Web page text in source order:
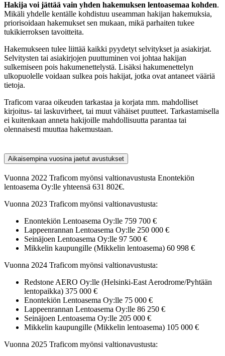
Hakija voi jättää vain yhden hakemuksen lentoasemaa kohden.
Mikäli yhdelle kentälle kohdistuu useamman hakijan hakemuksia,
priorisoidaan hakemukset sen mukaan, mikä parhaiten tukee
tukikierroksen tavoitteita.
Hakemukseen tulee liittää kaikki pyydetyt selvitykset ja asiakirjat.
Selvitysten tai asiakirjojen puuttuminen voi johtaa hakijan
sulkemiseen pois hakumenettelystä. Lisäksi hakumenettelyn
ulkopuolelle voidaan sulkea pois hakijat, jotka ovat antaneet vääriä
tietoja.
Traficom varaa oikeuden tarkastaa ja korjata mm. mahdolliset
kirjoitus- tai laskuvirheet, tai muut vähäiset puutteet. Tarkastamisella
ei kuitenkaan anneta hakijoille mahdollisuutta parantaa tai
olennaisesti muuttaa hakemustaan.
Aikaisempina vuosina jaetut avustukset
Vuonna 2022 Traficom myönsi valtionavustusta Enontekiön
lentoasema Oy:lle yhteensä 631 802€.
Vuonna 2023 Traficom myönsi valtionavustusta:
Enontekiön Lentoasema Oy:lle 759 700 €
Lappeenrannan Lentoasema Oy:lle 250 000 €
Seinäjoen Lentoasema Oy:lle 97 500 €
Mikkelin kaupungille (Mikkelin lentoasema) 60 998 €
Vuonna 2024 Traficom myönsi valtionavustusta:
Redstone AERO Oy:lle (Helsinki-East Aerodrome/Pyhtään
lentopaikka) 375 000 €
Enontekiön Lentoasema Oy:lle 75 000 €
Lappeenrannan Lentoasema Oy:lle 86 250 €
Seinäjoen Lentoasema Oy:lle 205 000 €
Mikkelin kaupungille (Mikkelin lentoasema) 105 000 €
Vuonna 2025 Traficom myönsi valtionavustusta: